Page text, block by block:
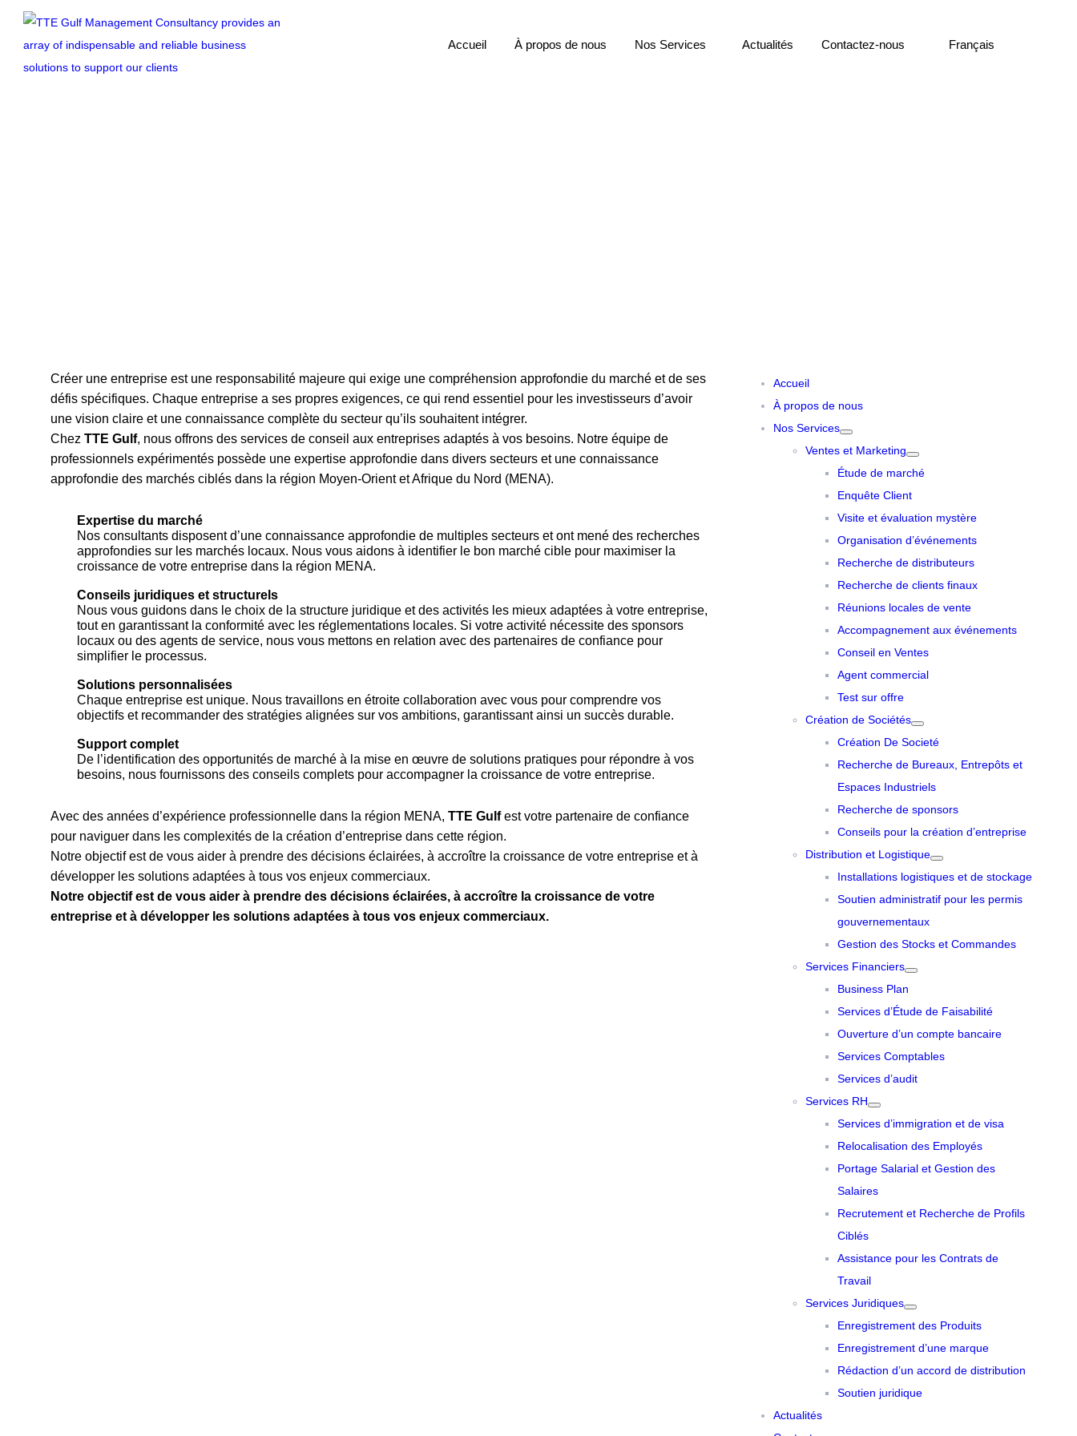
Accueil À propos de nous Nos Services Actualités Contactez-nous Français
Créer une entreprise est une responsabilité majeure qui exige une compréhension approfondie du marché et de ses
défis spécifiques. Chaque entreprise a ses propres exigences, ce qui rend essentiel pour les investisseurs d’avoir
une vision claire et une connaissance complète du secteur qu’ils souhaitent intégrer.
Chez TTE Gulf, nous offrons des services de conseil aux entreprises adaptés à vos besoins. Notre équipe de
professionnels expérimentés possède une expertise approfondie dans divers secteurs et une connaissance
approfondie des marchés ciblés dans la région Moyen-Orient et Afrique du Nord (MENA).
Expertise du marché
Nos consultants disposent d’une connaissance approfondie de multiples secteurs et ont mené des recherches
approfondies sur les marchés locaux. Nous vous aidons à identifier le bon marché cible pour maximiser la
croissance de votre entreprise dans la région MENA.
Conseils juridiques et structurels
Nous vous guidons dans le choix de la structure juridique et des activités les mieux adaptées à votre entreprise,
tout en garantissant la conformité avec les réglementations locales. Si votre activité nécessite des sponsors
locaux ou des agents de service, nous vous mettons en relation avec des partenaires de confiance pour
simplifier le processus.
Solutions personnalisées
Chaque entreprise est unique. Nous travaillons en étroite collaboration avec vous pour comprendre vos
objectifs et recommander des stratégies alignées sur vos ambitions, garantissant ainsi un succès durable.
Support complet
De l’identification des opportunités de marché à la mise en œuvre de solutions pratiques pour répondre à vos
besoins, nous fournissons des conseils complets pour accompagner la croissance de votre entreprise.
Avec des années d’expérience professionnelle dans la région MENA, TTE Gulfest votre partenaire de confiance
pour naviguer dans les complexités de la création d’entreprise dans cette région.
Notre objectif est de vous aider à prendre des décisions éclairées, à accroître la croissance de votre entreprise et à
développer les solutions adaptées à tous vos enjeux commerciaux.
Notre objectif est de vous aider à prendre des décisions éclairées, à accroître la croissance de votre
entreprise et à développer les solutions adaptées à tous vos enjeux commerciaux.
Accueil
À propos de nous
Nos Services
Ventes et Marketing
Étude de marché
Enquête Client
Visite et évaluation mystère
Organisation d’événements
Recherche de distributeurs
Recherche de clients finaux
Réunions locales de vente
Accompagnement aux événements
Conseil en Ventes
Agent commercial
Test sur offre
Création de Sociétés
Création De Societé
Recherche de Bureaux, Entrepôts et
Espaces Industriels
Recherche de sponsors
Conseils pour la création d’entreprise
Distribution et Logistique
Installations logistiques et de stockage
Soutien administratif pour les permis
gouvernementaux
Gestion des Stocks et Commandes
Services Financiers
Business Plan
Services d’Étude de Faisabilité
Ouverture d’un compte bancaire
Services Comptables
Services d’audit
Services RH
Services d’immigration et de visa
Relocalisation des Employés
Portage Salarial et Gestion des
Salaires
Recrutement et Recherche de Profils
Ciblés
Assistance pour les Contrats de
Travail
Services Juridiques
Enregistrement des Produits
Enregistrement d’une marque
Rédaction d’un accord de distribution
Soutien juridique
Actualités